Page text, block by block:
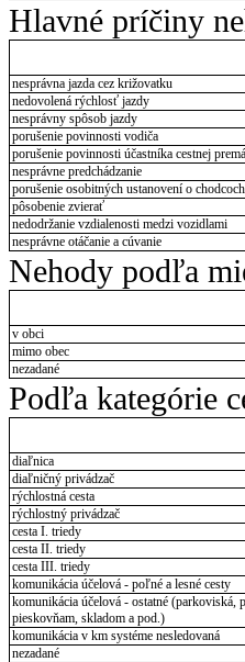
Hlavné príčiny
nesprávna jazda cez križovatku
nedovolená rýchlosť jazdy
nesprávny spôsob jazdy
porušenie povinnosti vodiča
porušenie povinnosti účastníka cestnej
nesprávne predchádzanie
porušenie osobitných ustanovení o chodcoch
pôsobenie zvierať
nedodržanie vzdialenosti medzi vozidlami
nesprávne otáčanie a cúvanie
Nehody podľa
v obci
mimo obec
nezadané
Podľa kategórie
diaľnica
diaľničný privádzač
rýchlostná cesta
rýchlostný privádzač
cesta I. triedy
cesta II. triedy
cesta III. triedy
komunikácia účelová - poľné a lesné cesty
komunikácia účelová - ostatné (parkoviská,
pieskovňam, skladom a pod.)
komunikácia v km systéme nesledovaná
nezadané